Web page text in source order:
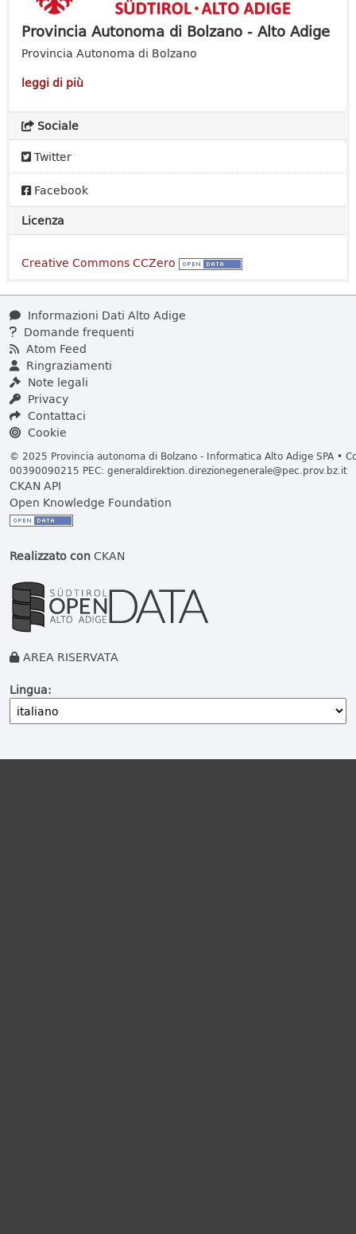
Provincia Autonoma di Bolzano - Alto Adige
Provincia Autonoma di Bolzano
leggi di più
Sociale
Twitter
Facebook
Licenza
Creative Commons CCZero
Informazioni Dati Alto Adige
Domande frequenti
Atom Feed
Ringraziamenti
Note legali
Privacy
Contattaci
Cookie
© 2025 Provincia autonoma di Bolzano - Informatica Alto Adige SPA •
00390090215 PEC: generaldirektion.direzionegenerale@pec.prov.bz.it
CKAN API
Open Knowledge Foundation
Realizzato conCKAN
AREA RISERVATA
Lingua